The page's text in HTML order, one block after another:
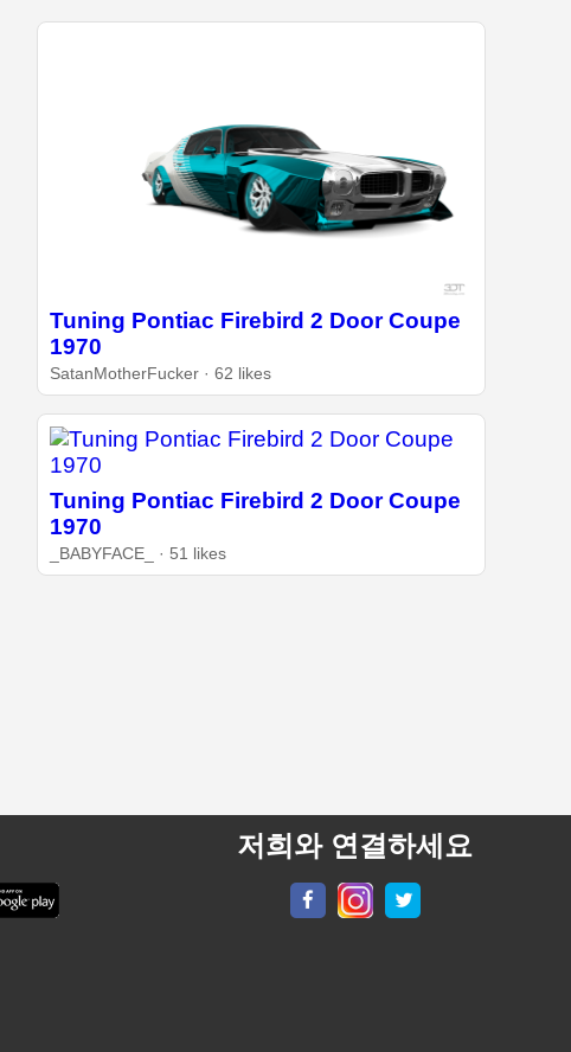
Tuning Pontiac Firebird 2 Door Coupe
1970
SatanMotherFucker · 62 likes
Tuning Pontiac Firebird 2 Door Coupe
1970
_BABYFACE_ · 51 likes
저희와 연결하세요